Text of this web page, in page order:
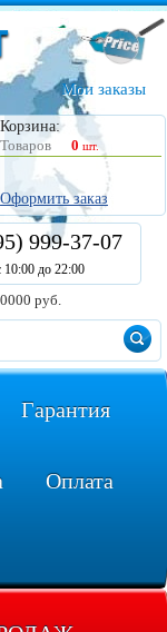
Мои заказы
Корзина:
Товаров
0 шт.
Оформить заказ
999-37-07
10:00 до 22:00
руб.
Гарантия
Оплата